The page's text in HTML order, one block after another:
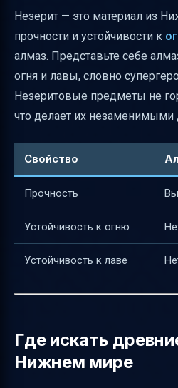
Советы по
добыче незерита
Краткий план новичка
Полезные ссылки
Незерит — это материал из
прочности и устойчивости к
алмаз. Представьте себе
огня и лавы, словно
Незеритовые предметы не
что делает их
Свойство
Прочность
Устойчивость к огню
Устойчивость к лаве
Где искать
Нижнем мире